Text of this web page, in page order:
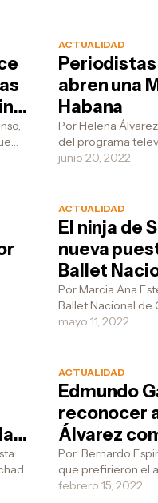
ACTUALIDAD
abren una
Habana
Por Helena
del programa
MiPymes en La
junio 20, 2022
ACTUALIDAD
El ninja de
nueva
Ballet
Por Marcia Ana Este martes fue noticia que el
Ballet Nacional de
próximo viernes El
mayo 11, 2022
ACTUALIDAD
Edmundo
reconocer
Álvarez
de que el
el nuevo
Por Bernardo Espinosa Jr
que prefirieron el
martes a la
febrero 15, 2022